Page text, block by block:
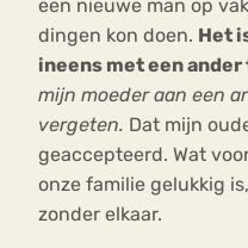
een nieuwe man op
dingen kon doen. Het
ineens met een ander
mijn moeder aan een
vergeten. Dat mijn
geaccepteerd. Wat
onze familie gelukkig
zonder elkaar.